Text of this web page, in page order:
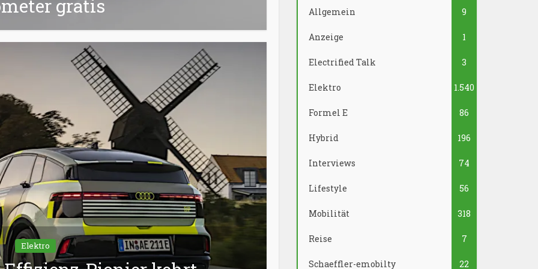
gratis
Elektro
Allgemein 9
Anzeige 1
Electrified Talk 3
Elektro 1.540
Formel E 86
Hybrid 196
Interviews 74
Lifestyle 56
Mobilität 318
Reise 7
Schaeffler-emobilty 22